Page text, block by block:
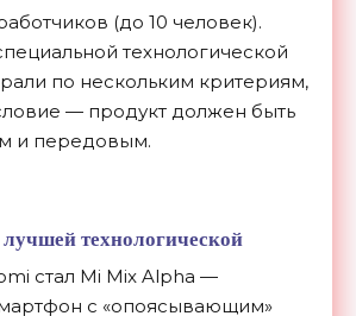
(до 10 человек).
технологической
по нескольким критериям,
— продукт должен быть
и передовым.
лучшей технологической
стал Mi Mix Alpha —
с «опоясывающим»